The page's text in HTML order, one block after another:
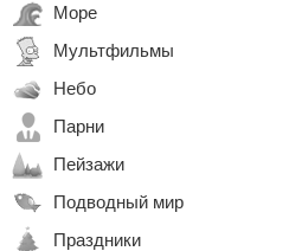
Море
Мультфильмы
Небо
Парни
Пейзажи
Подводный мир
Праздники